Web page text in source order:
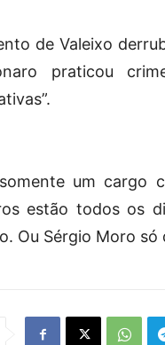
de Valeixo
praticou
um cargo
estão todos os
Ou Sérgio Moro só